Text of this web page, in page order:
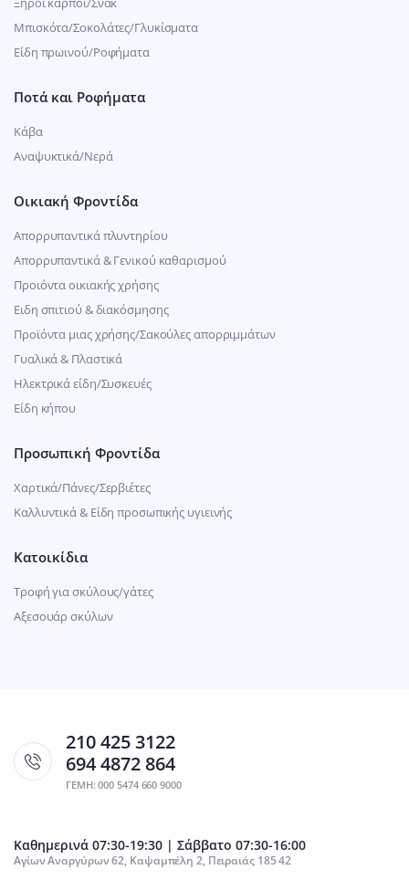
Μπισκότα/Σοκολάτες/Γλυκίσματα
Είδη πρωινού/Ροφήματα
Ποτά και Ροφήματα
Κάβα
Αναψυκτικά/Νερά
Οικιακή Φροντίδα
Απορρυπαντικά πλυντηρίου
Απορρυπαντικά & Γενικού καθαρισμού
Προιόντα οικιακής χρήσης
Ειδη σπιτιού & διακόσμησης
Προϊόντα μιας χρήσης/Σακούλες απορριμμάτων
Γυαλικά & Πλαστικά
Ηλεκτρικά είδη/Συσκευές
Είδη κήπου
Προσωπική Φροντίδα
Χαρτικά/Πάνες/Σερβιέτες
Καλλυντικά & Είδη προσωπικής υγιεινής
Κατοικίδια
Τροφή για σκύλους/γάτες
Αξεσουάρ σκύλων
210 425 3122
694 4872 864
ΓΕΜΗ: 000 5474 660 9000
Καθημερινά 07:30-19:30 | Σάββατο 07:30-16:00
Αγίων Αναργύρων 62, Καψαμπέλη 2, Πειραιάς 185 42